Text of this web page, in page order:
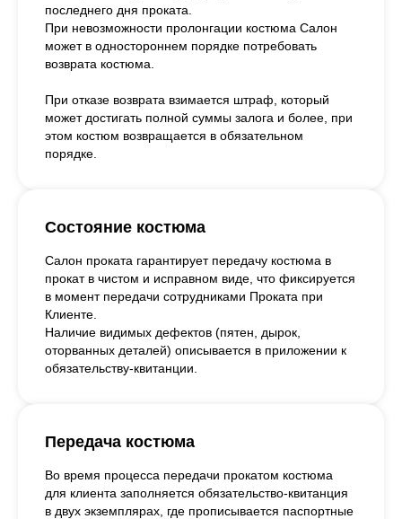
последнего дня проката.
При невозможности пролонгации костюма Салон
может в одностороннем порядке потребовать
возврата костюма.
При отказе возврата взимается штраф, который
может достигать полной суммы залога и более, при
этом костюм возвращается в обязательном
порядке.
Состояние костюма
Салон проката гарантирует передачу костюма в
прокат в чистом и исправном виде, что фиксируется
в момент передачи сотрудниками Проката при
Клиенте.
Наличие видимых дефектов (пятен, дырок,
оторванных деталей) описывается в приложении к
обязательству-квитанции.
Передача костюма
Во время процесса передачи прокатом костюма
для клиента заполняется обязательство-квитанция
в двух экземплярах, где прописывается паспортные